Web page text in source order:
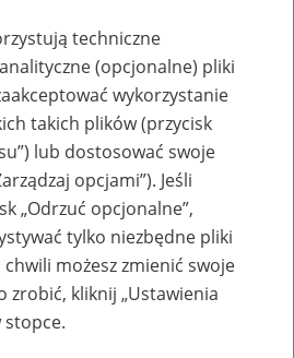
eZUS, wizyty
wizyty, Aktywni 50+
techniczne
(opcjonalne) pliki
wykorzystanie
takich plików (przycisk
lub dostosować swoje
opcjami”). Jeśli
„Odrzuć opcjonalne”,
tylko niezbędne pliki
chwili możesz zmienić swoje
zrobić, kliknij „Ustawienia
stopce.